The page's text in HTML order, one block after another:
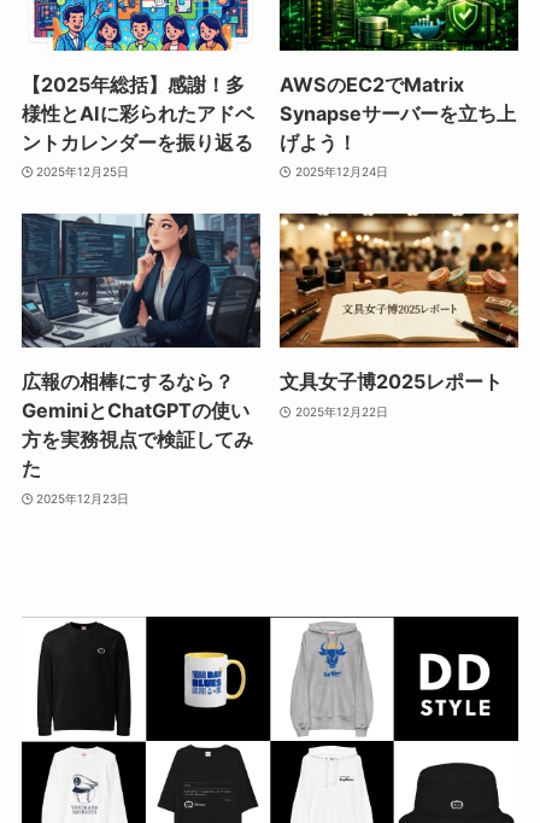
【2025年総括】感謝！多
様性とAIに彩られたアドベ
ントカレンダーを振り返る
2025年12月25日
AWSのEC2でMatrix
Synapseサーバーを立ち上
げよう！
2025年12月24日
広報の相棒にするなら？
GeminiとChatGPTの使い
方を実務視点で検証してみ
た
2025年12月23日
文具女子博2025レポート
2025年12月22日